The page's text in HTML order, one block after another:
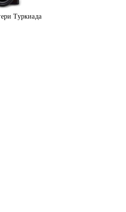
Туркиада